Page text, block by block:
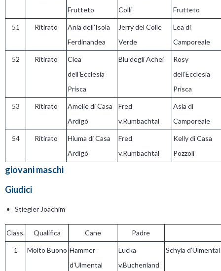
Frutteto
Colli
Frutteto
51 Ritirato
Ania dell’Isola
Ferdinandea
Jerry del Colle
Verde
Lea di
Camporeale
52 Ritirato
Clea
dell’Ecclesia
Prisca
Blu degli Achei
Rosy
dell’Ecclesia
Prisca
53 Ritirato
Amelie di Casa
Ardigò
Fred
v.Rumbachtal
Asia di
Camporeale
54 Ritirato
Hiuma di Casa
Ardigò
Fred
v.Rumbachtal
Kelly di Casa
Pozzoli
giovani maschi
Giudici
Stiegler Joachim
Class. Qualifica Cane Padre
1 Molto Buono Hammer
d’Ulmental
Lucka
v.Buchenland
Schyla d’Ulmental